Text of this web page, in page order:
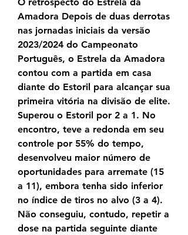
Amadora Depois de duas derrotas
nas jornadas iniciais da versão
2023/2024 do Campeonato
Português, o Estrela da Amadora
contou com a partida em casa
diante do Estoril para alcançar sua
primeira vitória na divisão de elite.
Superou o Estoril por 2 a 1. No
encontro, teve a redonda em seu
controle por 55% do tempo,
desenvolveu maior número de
oportunidades para arremate (15
a 11), embora tenha sido inferior
no índice de tiros no alvo (3 a 4).
Não conseguiu, contudo, repetir a
dose na partida seguinte diante